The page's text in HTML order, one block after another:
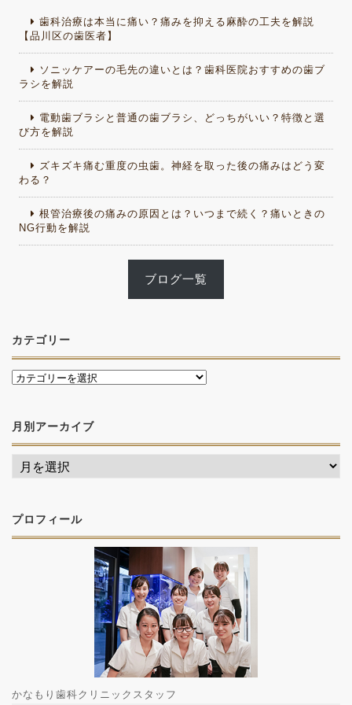
歯科治療は本当に痛い？痛みを抑える麻酔の工夫を解説
【品川区の歯医者】
ソニッケアーの毛先の違いとは？歯科医院おすすめの歯ブ
ラシを解説
電動歯ブラシと普通の歯ブラシ、どっちがいい？特徴と選
び方を解説
ズキズキ痛む重度の虫歯。神経を取った後の痛みはどう変
わる？
根管治療後の痛みの原因とは？いつまで続く？痛いときの
NG行動を解説
ブログ一覧
カテゴリー
月別アーカイブ
プロフィール
かなもり歯科クリニックスタッフ